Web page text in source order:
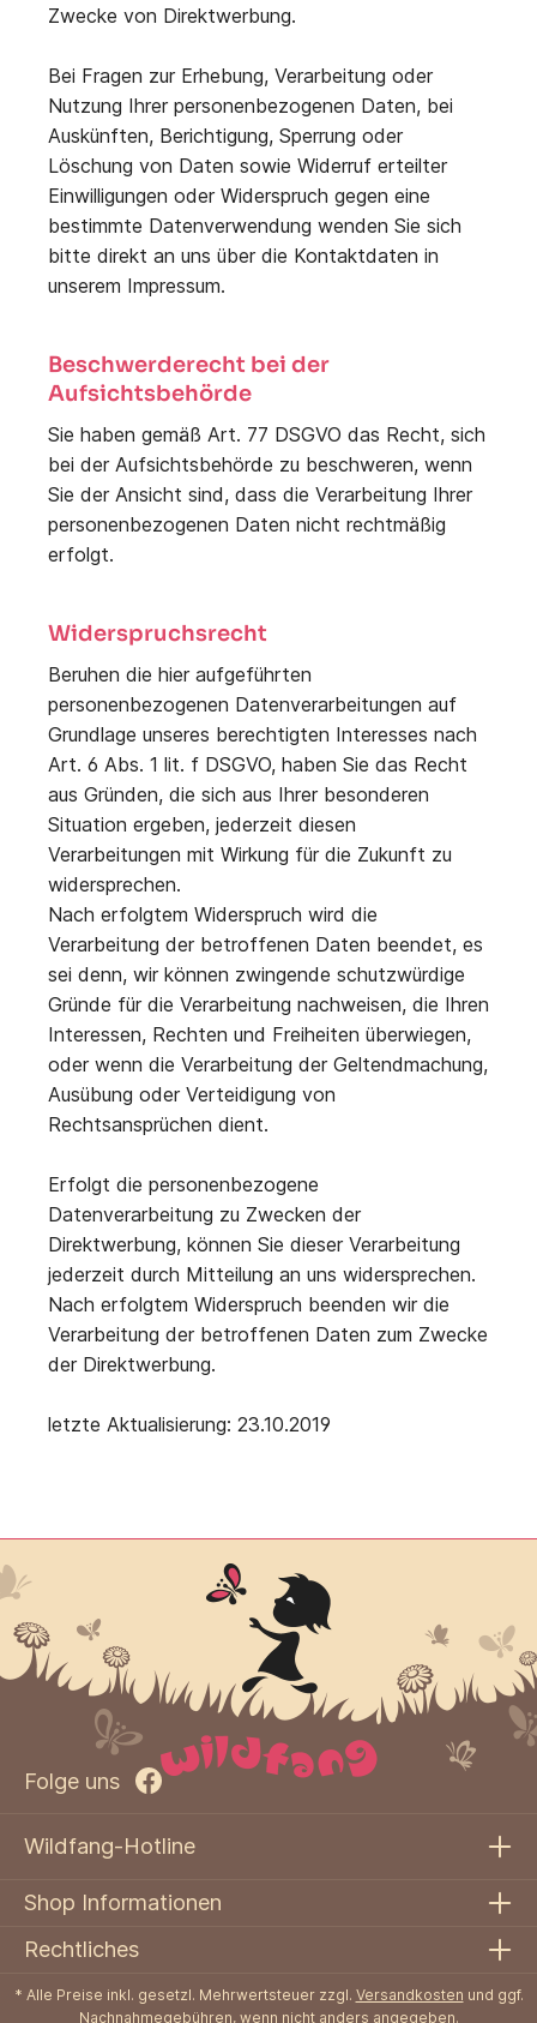
Zwecke von Direktwerbung.
Bei Fragen zur Erhebung, Verarbeitung oder
Nutzung Ihrer personenbezogenen Daten, bei
Auskünften, Berichtigung, Sperrung oder
Löschung von Daten sowie Widerruf erteilter
Einwilligungen oder Widerspruch gegen eine
bestimmte Datenverwendung wenden Sie sich
bitte direkt an uns über die Kontaktdaten in
unserem Impressum.
Beschwerderecht bei der
Aufsichtsbehörde
Sie haben gemäß Art. 77 DSGVO das Recht, sich
bei der Aufsichtsbehörde zu beschweren, wenn
Sie der Ansicht sind, dass die Verarbeitung Ihrer
personenbezogenen Daten nicht rechtmäßig
erfolgt.
Widerspruchsrecht
Beruhen die hier aufgeführten
personenbezogenen Datenverarbeitungen auf
Grundlage unseres berechtigten Interesses nach
Art. 6 Abs. 1 lit. f DSGVO, haben Sie das Recht
aus Gründen, die sich aus Ihrer besonderen
Situation ergeben, jederzeit diesen
Verarbeitungen mit Wirkung für die Zukunft zu
widersprechen.
Nach erfolgtem Widerspruch wird die
Verarbeitung der betroffenen Daten beendet, es
sei denn, wir können zwingende schutzwürdige
Gründe für die Verarbeitung nachweisen, die Ihren
Interessen, Rechten und Freiheiten überwiegen,
oder wenn die Verarbeitung der Geltendmachung,
Ausübung oder Verteidigung von
Rechtsansprüchen dient.
Erfolgt die personenbezogene
Datenverarbeitung zu Zwecken der
Direktwerbung, können Sie dieser Verarbeitung
jederzeit durch Mitteilung an uns widersprechen.
Nach erfolgtem Widerspruch beenden wir die
Verarbeitung der betroffenen Daten zum Zwecke
der Direktwerbung.
letzte Aktualisierung: 23.10.2019
Wildfang-Hotline
Folge uns
Shop Informationen
Rechtliches
* Alle Preise inkl. gesetzl. Mehrwertsteuer zzgl. Versandkosten und ggf.
Nachnahmegebühren, wenn nicht anders angegeben.